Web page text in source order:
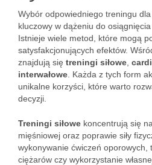
Wybór odpowiedniego treningu
kluczowy w dążeniu do
Istnieje wiele metod, które mogą
satysfakcjonujących efektów.
znajdują się treningi siłowe
interwałowe . Każda z tych form
unikalne korzyści, które warto
decyzji.
Treningi siłowe koncentrują się
mięśniowej oraz poprawie siły
wykonywanie ćwiczeń oporowych,
ciężarów czy wykorzystanie